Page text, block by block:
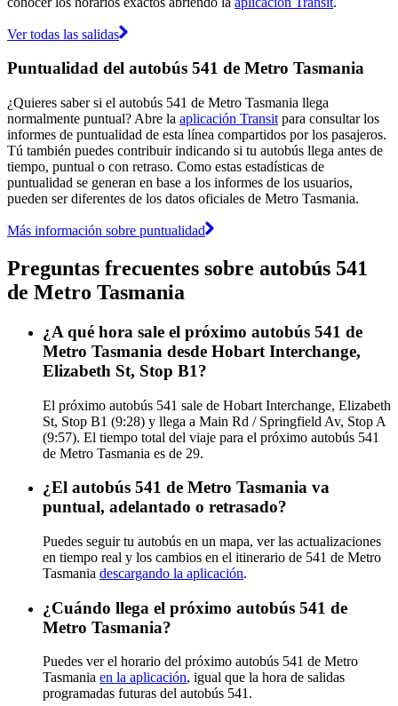
Ver todas las salidas
Puntualidad del autobús 541 de Metro Tasmania
¿Quieres saber si el autobús 541 de Metro Tasmania llega
normalmente puntual? Abre la aplicación Transit para consultar los
informes de puntualidad de esta línea compartidos por los pasajeros.
Tú también puedes contribuir indicando si tu autobús llega antes de
tiempo, puntual o con retraso. Como estas estadísticas de
puntualidad se generan en base a los informes de los usuarios,
pueden ser diferentes de los datos oficiales de Metro Tasmania.
Más información sobre puntualidad
Preguntas frecuentes sobre autobús 541
de Metro Tasmania
¿A qué hora sale el próximo autobús 541 de
Metro Tasmania desde Hobart Interchange,
Elizabeth St, Stop B1?
El próximo autobús 541 sale de Hobart Interchange, Elizabeth
St, Stop B1 (9:28) y llega a Main Rd / Springfield Av, Stop A
(9:57). El tiempo total del viaje para el próximo autobús 541
de Metro Tasmania es de 29.
¿El autobús 541 de Metro Tasmania va
puntual, adelantado o retrasado?
Puedes seguir tu autobús en un mapa, ver las actualizaciones
en tiempo real y los cambios en el itinerario de 541 de Metro
Tasmania descargando la aplicación.
¿Cuándo llega el próximo autobús 541 de
Metro Tasmania?
Puedes ver el horario del próximo autobús 541 de Metro
Tasmania en la aplicación, igual que la hora de salidas
programadas futuras del autobús 541.